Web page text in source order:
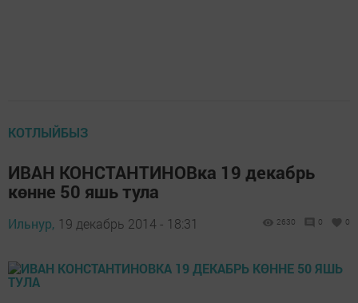
КОТЛЫЙБЫЗ
ИВАН КОНСТАНТИНОВка 19 декабрь
көнне 50 яшь тула
Ильнур, 19 декабрь 2014 - 18:31 2630 0 0